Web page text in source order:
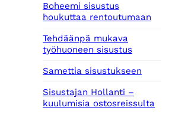
Boheemi sisustus
houkuttaa rentoutumaan
Tehdäänpä mukava
työhuoneen sisustus
Samettia sisustukseen
Sisustajan Hollanti –
kuulumisia ostosreissulta